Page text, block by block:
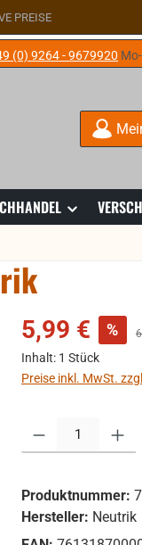
PREISE
(0) 9264 - 9679920
Verkaufspreis:
5,99 € %
Inhalt: 1 Stück
Preise inkl. MwSt.
Produkt Anzahl: Gib
Produktnummer:
Hersteller: Neutrik